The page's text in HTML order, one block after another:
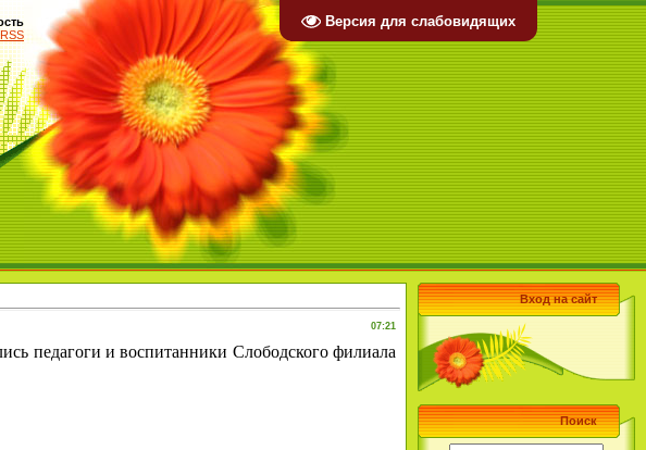
Версия для слабовидящих
RSS
07:21
педагоги и воспитанники Слободского филиала
Вход на сайт
Поиск